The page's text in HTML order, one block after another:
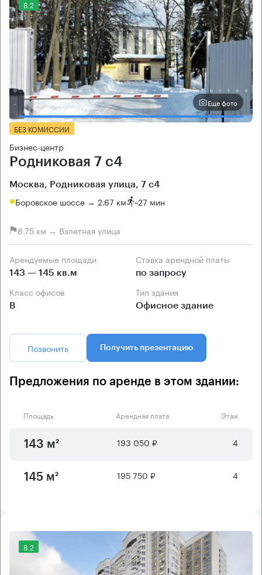
8.2
Еще фото
БЕЗ КОМИССИИ
Бизнес-центр
Родниковая 7 с4
Москва, Родниковая улица, 7 с4
Боровское шоссе → 2.67 км ~27 мин
8.75 км → Взлетная улица
Арендуемые площади
143 — 145 кв.м
Ставка арендной платы
по запросу
Класс офисов
B
Тип здания
Офисное здание
Позвонить Получить презентацию
Предложения по аренде в этом здании:
Площадь Арендная плата Этаж
143 м² 193 050 ₽ 4
145 м² 195 750 ₽ 4
8.2